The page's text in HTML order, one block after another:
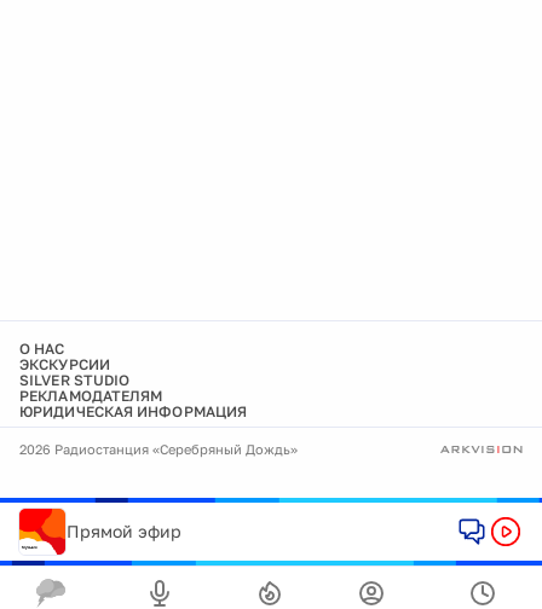
О НАС
ЭКСКУРСИИ
SILVER STUDIO
РЕКЛАМОДАТЕЛЯМ
ЮРИДИЧЕСКАЯ ИНФОРМАЦИЯ
2026 Радиостанция «Серебряный Дождь»
Прямой эфир